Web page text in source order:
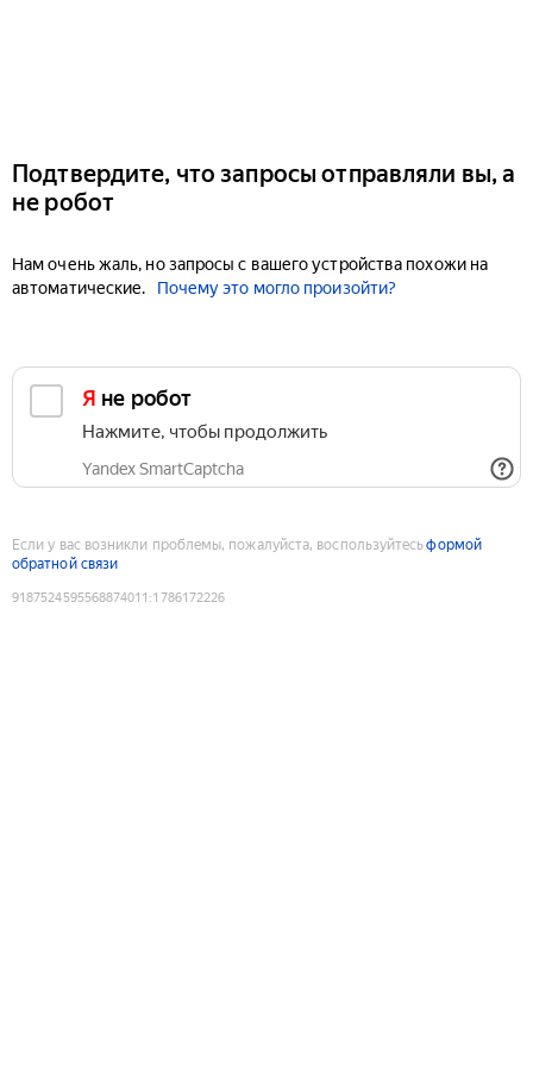
Подтвердите, что запросы отправляли вы, а
не робот
Нам очень жаль, но запросы с вашего устройства похожи на
автоматические.
Почему это могло произойти?
Я не робот
Нажмите, чтобы продолжить
Yandex SmartCaptcha
Если у вас возникли проблемы, пожалуйста, воспользуйтесьформой
обратной связи
9187524595568874011 :1786172226